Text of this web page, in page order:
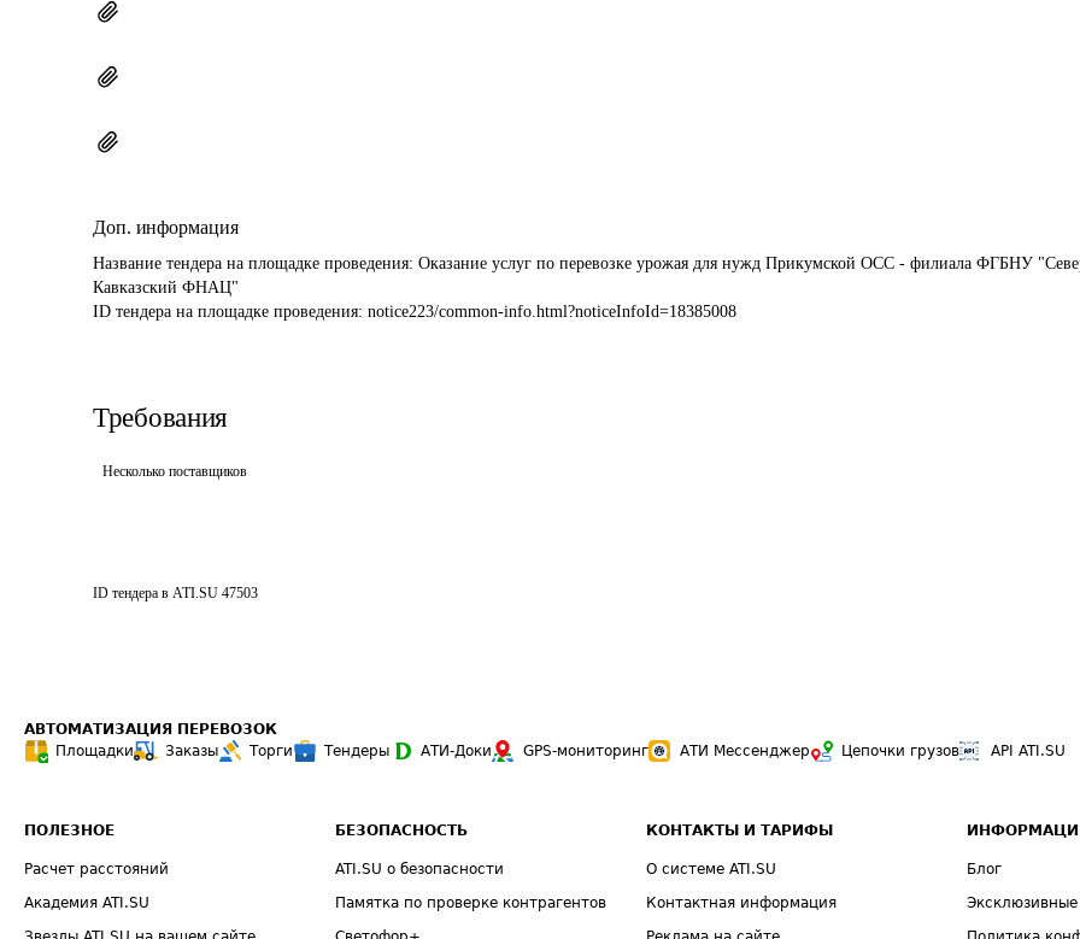
Доп. информация
Название тендера на площадке проведения: Оказание услуг по перевозке урожая для нужд Прикумской ОСС - филиала ФГБНУ
Кавказский ФНАЦ"
ID тендера на площадке проведения: notice223/common-info.html?noticeInfoId=18385008
Требования
Несколько поставщиков
ID тендера в ATI.SU 47503
АВТОМАТИЗАЦИЯ ПЕРЕВОЗОК
Площадки
Заказы Торги Тендеры АТИ-Доки GPS-мониторинг АТИ Мессенджер Цепочки грузов API ATI.SU
ПОЛЕЗНОЕ
Расчет расстояний
Академия ATI.SU
БЕЗОПАСНОСТЬ
ATI.SU о безопасности
Памятка по проверке контрагентов
КОНТАКТЫ И ТАРИФЫ
О системе ATI.SU
Контактная информация
Блог